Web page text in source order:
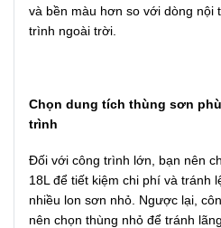
và bền màu hơn so với dòng nội
trình ngoài trời.
Chọn dung tích thùng sơn
trình
Đối với công trình lớn, bạn nên
18L để tiết kiệm chi phí và tránh
nhiều lon sơn nhỏ. Ngược lại,
nên chọn thùng nhỏ để tránh